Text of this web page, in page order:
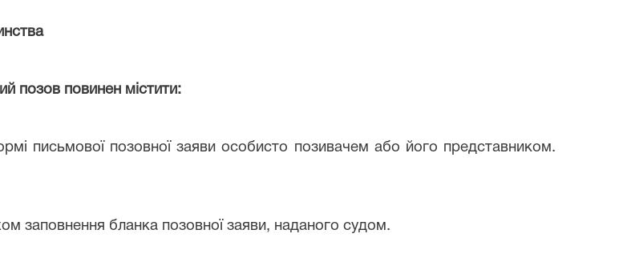
позов повинен містити:
письмової позовної заяви особисто позивачем або його представником.
бланка позовної заяви, наданого судом.